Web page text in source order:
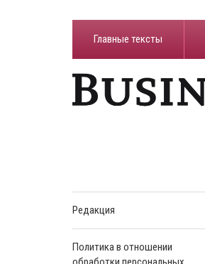
Главные тексты
Редакция
Политика в отношении